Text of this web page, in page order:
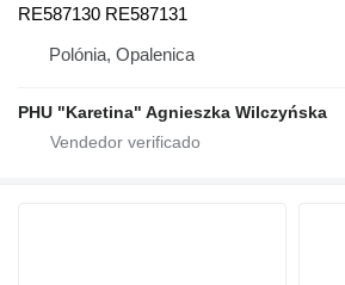
RE587130 RE587131
Polónia, Opalenica
PHU "Karetina" Agnieszka Wilczyńska